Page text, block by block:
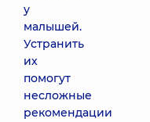
у
малышей.
Устранить
их
помогут
несложные
рекомендации